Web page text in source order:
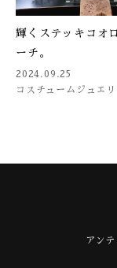
輝くステッキコオ
ーチ。
2024.09.25
コスチュームジュエリ
アン